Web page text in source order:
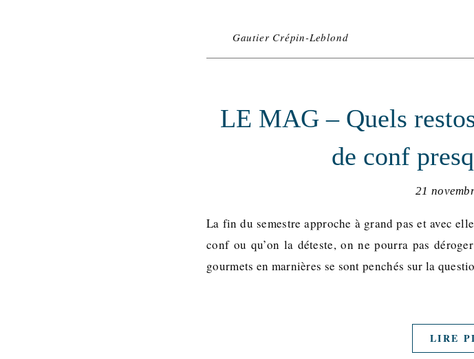
Gautier Crépin-Leblond
LE MAG – Quels
de conf
21
La fin du semestre approche à grand pas et avec
conf ou qu’on la déteste, on ne pourra pas
gourmets en marnières se sont penchés sur la
LIRE